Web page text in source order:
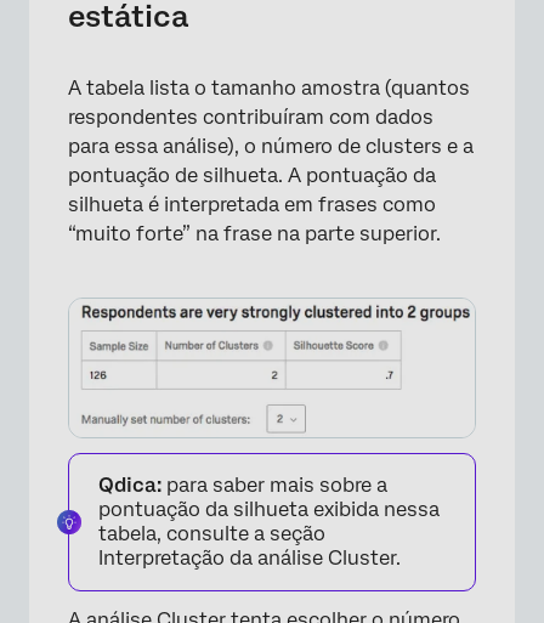
estática
A tabela lista o tamanho amostra (quantos
respondentes contribuíram com dados
para essa análise), o número de clusters e a
pontuação de silhueta. A pontuação da
silhueta é interpretada em frases como
“muito forte” na frase na parte superior.
Qdica: para saber mais sobre a
pontuação da silhueta exibida nessa
tabela, consulte a seção
Interpretação da análise Cluster.